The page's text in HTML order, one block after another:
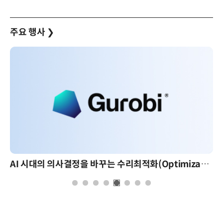
주요 행사 ❯
AI 시대의 의사결정을 바꾸는 수리최적화(Optimization): 실제 산업 적용 사례와 활용 전략